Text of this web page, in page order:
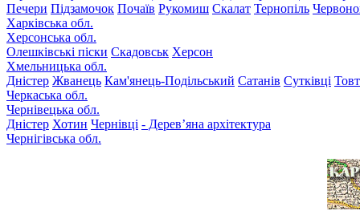
Печери Підзамочок Почаїв Рукомиш Скалат Тернопіль
Харківська обл.
Херсонська обл.
Олешківські піски Скадовськ Херсон
Хмельницька обл.
Дністер Жванець Кам'янець-Подільський Сатанів Сутківці
Черкаська обл.
Чернівецька обл.
Дністер Хотин Чернівці - Дерев’яна архітектура
Чернігівська обл.